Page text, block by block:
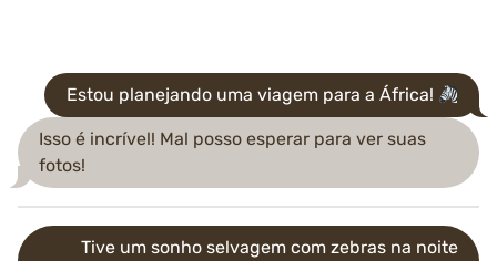
Estou planejando uma viagem para a África!
Isso é incrível! Mal posso esperar para ver suas
fotos!
Tive um sonho selvagem com zebras na noite